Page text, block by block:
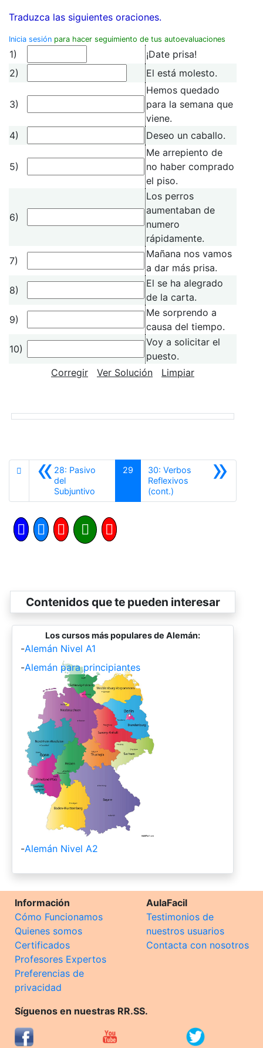
Traduzca las siguientes oraciones.
Inicia sesión para hacer seguimiento de tus autoevaluaciones
1)
¡Date prisa!
2)
El está molesto.
3)
Hemos quedado
para la semana que
viene.
4)
Deseo un caballo.
5)
Me arrepiento de
no haber comprado
el piso.
6)
Los perros
aumentaban de
numero
rápidamente.
7)
Mañana nos vamos
a dar más prisa.
8)
El se ha alegrado
de la carta.
9)
Me sorprendo a
causa del tiempo.
10)
Voy a solicitar el
puesto.
Corregir
Ver Solución Limpiar
«28: Pasivo
del
Subjuntivo
29 »
30: Verbos
Reflexivos
(cont.)Siguiente
Contenidos que te pueden interesar
Los cursos más populares de Alemán:
-Alemán Nivel A1
-Alemán para principiantes
-Alemán Nivel A2
Información
Cómo Funcionamos
Quienes somos
Certificados
Profesores Expertos
Preferencias de
privacidad
AulaFacil
Testimonios de
nuestros usuarios
Contacta con nosotros
Síguenos en nuestras RR.SS.